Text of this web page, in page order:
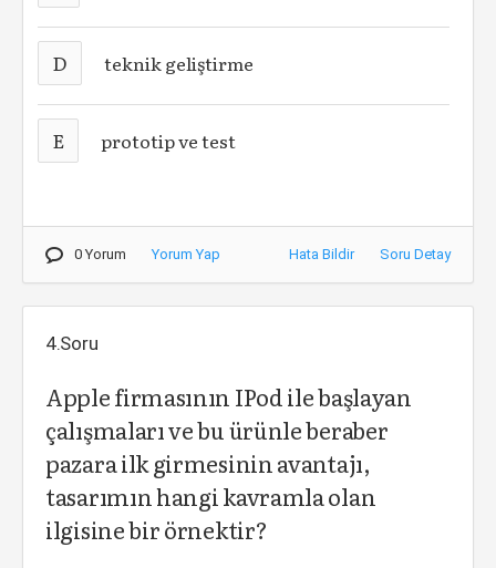
D teknik geliştirme
E prototip ve test
0 Yorum Yorum Yap Hata Bildir Soru Detay
4.Soru
Apple firmasının IPod ile başlayan
çalışmaları ve bu ürünle beraber
pazara ilk girmesinin avantajı,
tasarımın hangi kavramla olan
ilgisine bir örnektir?